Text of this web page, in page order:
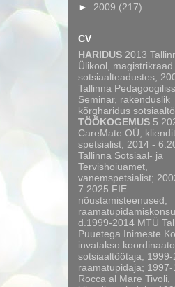
► 2009 (217)
CV
HARIDUS 2013
Ülikool, magistrikraad
sotsiaalteadustes;
Tallinna
Seminar, rakenduslik
kõrgharidus
TÖÖKOGEMUS
CareMate OÜ,
spetsialist; 2014 -
Tallinna Sotsiaal- ja
Tervishoiuamet,
vanemspetsialist;
7.2025 FIE
nõustamisteenused,
d.1999-2014 MTÜ
Puuetega Inimeste
invatakso
sotsiaaltöötaja, 1999-
raamatupidaja; 1997-
Rocca al Mare Tivoli,